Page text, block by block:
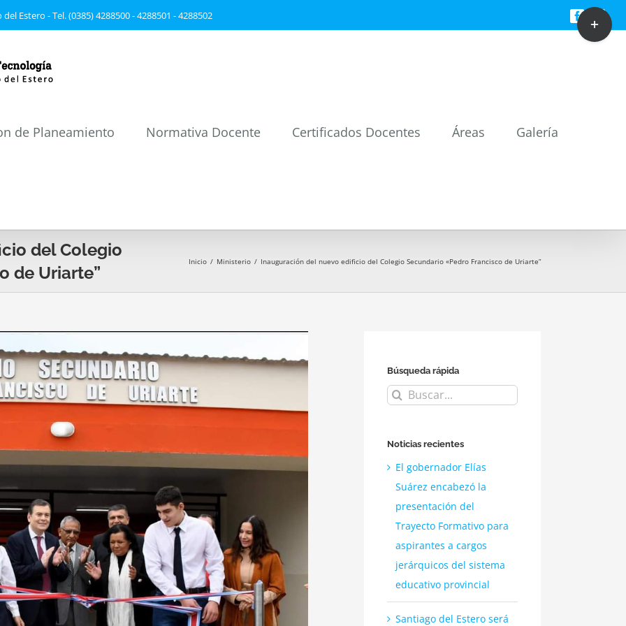
Estero - Tel. (0385) 4288500 - 4288501 - 4288502 Facebook
de Planeamiento Normativa Docente Certificados Docentes Áreas Galería
del Colegio
de Uriarte”
Inicio / Ministerio / Inauguración del nuevo edificio del Colegio Secundario «Pedro Francisco de Uriarte”
Búsqueda rápida
Buscar:
Noticias recientes
El gobernador Elías
Suárez encabezó la
presentación del
Trayecto Formativo para
aspirantes a cargos
jerárquicos del sistema
educativo provincial
Santiago del Estero será
Toggle
Sliding